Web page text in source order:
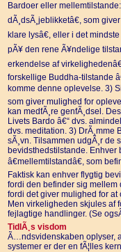
Bardoer eller
dÃ¸dsÃ¸jeblikketâ€, som
klare lysâ€, eller i det
pÃ¥ den rene Ã¥ndelige
erkendelse af
forskellige Buddha-tilstande
komme denne oplevelse. 3)
som giver mulighed for
kan medfÃ¸re genfÃ¸dsel.
Livets Bardo â€“ dvs.
dvs. meditation. 3) DrÃ¸mme
sÃ¸vn. Tilsammen udgÃ¸r
bevidsthedstilstande. Enhver
â€mellemtilstandâ€, som
Faktisk kan enhver flygtig
fordi den befinder sig mellem
fordi det giver mulighed for
Men virkeligheden skjules af
fejlagtige handlinger. (Se
TidlÃ¸s visdom
Ã…ndsvidenskaben oplyser,
systemer er der en fÃ¦lles